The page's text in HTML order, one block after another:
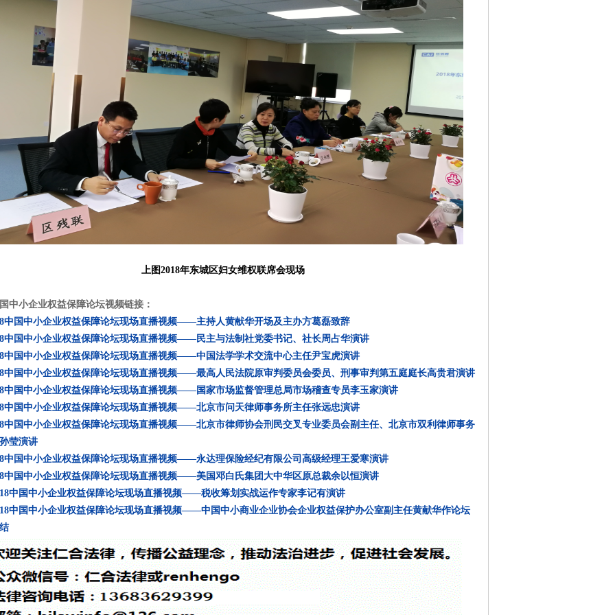
上图2018年东城区妇女维权联席会现场
中小企业权益保障论坛视频链接：
中国中小企业权益保障论坛现场直播视频——主持人黄献华开场及主办方葛磊致辞
中国中小企业权益保障论坛现场直播视频——民主与法制社党委书记、社长周占华演讲
中国中小企业权益保障论坛现场直播视频——中国法学学术交流中心主任尹宝虎演讲
中国中小企业权益保障论坛现场直播视频——最高人民法院原审判委员会委员、刑事审判第五庭庭长高贵君演讲
中国中小企业权益保障论坛现场直播视频——国家市场监督管理总局市场稽查专员李玉家演讲
中国中小企业权益保障论坛现场直播视频——北京市问天律师事务所主任张远忠演讲
中国中小企业权益保障论坛现场直播视频——北京市律师协会刑民交叉专业委员会副主任、北京市双利律师事务
莹演讲
中国中小企业权益保障论坛现场直播视频——永达理保险经纪有限公司高级经理王爱寒演讲
中国中小企业权益保障论坛现场直播视频——美国邓白氏集团大中华区原总裁余以恒演讲
中国中小企业权益保障论坛现场直播视频——税收筹划实战运作专家李记有演讲
中国中小企业权益保障论坛现场直播视频——中国中小商业企业协会企业权益保护办公室副主任黄献华作论坛